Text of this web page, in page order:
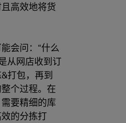
高效地将货
会问：“什么
从网店收到订
打包，再到
个过程。在
要精细的库
的分拣打